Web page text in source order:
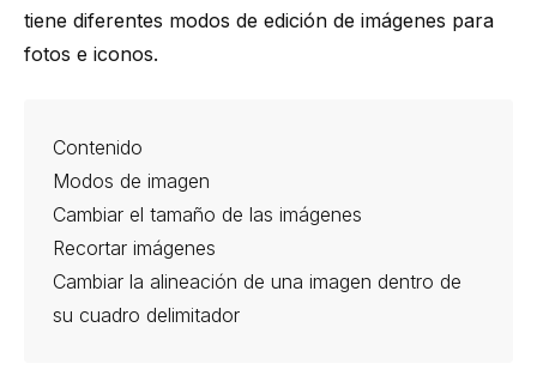
tiene diferentes modos de edición de imágenes para
fotos e iconos.
Contenido
Modos de imagen
Cambiar el tamaño de las imágenes
Recortar imágenes
Cambiar la alineación de una imagen dentro de
su cuadro delimitador